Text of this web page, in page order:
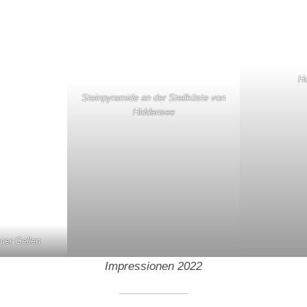
Gellen
Steinpyramide an der Steilküste von
Hiddensee
Impressionen 2022